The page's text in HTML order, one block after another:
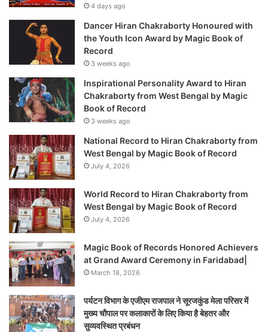
4 days ago
Dancer Hiran Chakraborty Honoured with
the Youth Icon Award by Magic Book of
Record
3 weeks ago
Inspirational Personality Award to Hiran
Chakraborty from West Bengal by Magic
Book of Record
3 weeks ago
National Record to Hiran Chakraborty from
West Bengal by Magic Book of Record
July 4, 2026
World Record to Hiran Chakraborty from
West Bengal by Magic Book of Record
July 4, 2026
Magic Book of Records Honored Achievers
at Grand Award Ceremony in Faridabad|
March 18, 2026
पर्यटन विभाग के एजीएम राजपाल ने सूरजकुंड मेला परिसर में
मुख्य चौपाल पर कलाकारों के लिए किया है बेहतर और
सुव्यवस्थित प्रबंधन